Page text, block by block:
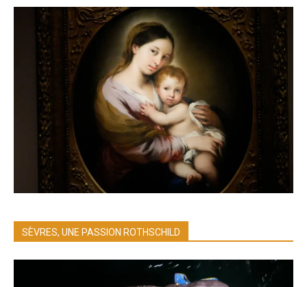
SÈVRES, UNE PASSION ROTHSCHILD